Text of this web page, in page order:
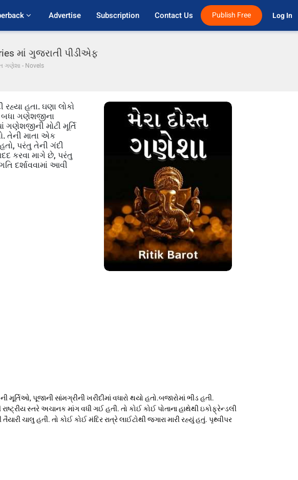
Advertise Subscription Contact Us Publish Free Log In
માં ગુજરાતી પીડીએફ
ગણેશા - Novels
હતા. ઘણા લોકો
બધા ગણેશજીના
મોટી મૂર્તિ
તેની માતા એક
પરંતુ તેની ગંદી
કરવા માગે છે, પરંતુ
દર્શાવવામાં આવી
પૂજાની સાંમગ્રીની ખરીદીમાં વધારો થયો હતો.બજારોમાં ભીડ હતી.
સ્તરે અચાનક માંગ વધી ગઈ હતી. તો કોઈ કોઈ પોતાના હાથેથી ઇકોફ્રેન્ડલી
ચાલુ હતી. તો કોઈ કોઈ મંદિર રાત્રે લાઈટોથી જગારા મારી રહ્યું હતું. પૃથ્વીપર